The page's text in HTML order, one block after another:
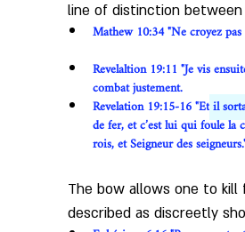
line of distinction
Mathew 10:34 "Ne croyez
Revelaltion 19:11 "Je vis
combat justement.
Revelation 19:15-16 "Et il
de fer, et c’est lui qui foule
rois, et Seigneur des
The bow allows one to kill
described as discreetly